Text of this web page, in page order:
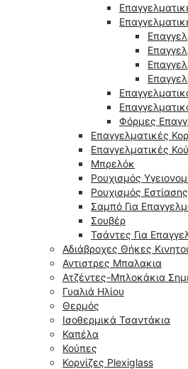
Φόρμες
Επαγγελματικές
Επαγγελματικές
Μπρελόκ
Ρουχισμός
Ρουχισμός Εστίασης
Σαμπό Για
Σουβέρ
Τσάντες Για
Αδιάβροχες Θήκες
Αντιστρες Μπαλακια
Ατζέντες-Μπλοκάκια
Γυαλιά Ηλίου
Θερμός
Ισοθερμικά Τσαντάκια
Καπέλα
Κούπες
Κορνίζες Plexiglass